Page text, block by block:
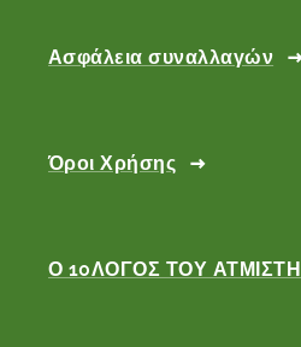
Ασφάλεια συναλλαγών
Όροι Χρήσης
Ο 10ΛΟΓΟΣ ΤΟΥ ΑΤΜΙΣΤΗ